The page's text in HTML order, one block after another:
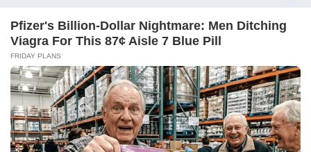
Email
Daftar
Tentang Katadata Advertising Karier
Pedoman Media Siber
Kebijakan Privasi
Disclaimer
Hubungi Kami